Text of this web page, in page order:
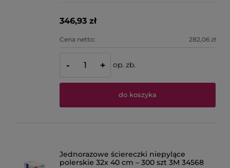
346,93 zł
Cena netto: 282,06 zł
- + op. zb.
do koszyka
Jednorazowe ściereczki niepylące
polerskie 32x 40 cm – 300 szt 3M 34568